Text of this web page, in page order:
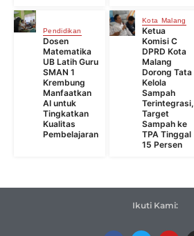
Pendidikan
Dosen
Matematika
UB Latih Guru
SMAN 1
Krembung
Manfaatkan
AI untuk
Tingkatkan
Kualitas
Pembelajaran
Kota Malang
Ketua
Komisi C
DPRD Kota
Malang
Dorong Tata
Kelola
Sampah
Terintegrasi,
Target
Sampah ke
TPA Tinggal
15 Persen
Ikuti Kami: